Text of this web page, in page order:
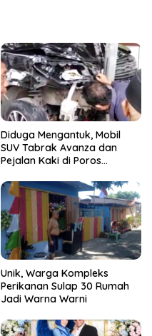
Diduga Mengantuk, Mobil
SUV Tabrak Avanza dan
Pejalan Kaki di Poros
Unik, Warga Kompleks
Perikanan Sulap 30 Rumah
Jadi Warna Warni